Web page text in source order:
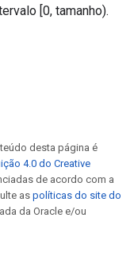
[0, tamanho).
desta página é
4.0 do Creative
de acordo com a
aspolíticas do site do
da Oracle e/ou